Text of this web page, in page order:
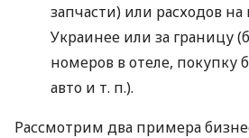
запчасти) или расходов
Украинее или за границу
номеров в отеле, покупку
авто и т. п.).
Рассмотрим два примера